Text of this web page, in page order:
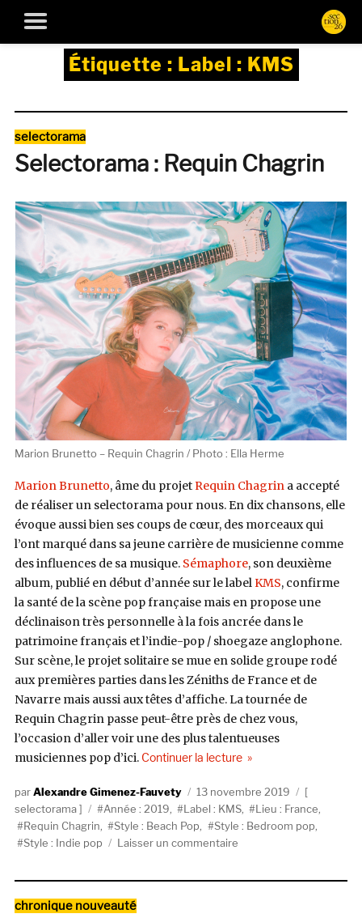
Étiquette : Label : KMS
Catégories
selectorama
Selectorama : Requin Chagrin
Marion Brunetto – Requin Chagrin / Photo : Ella Herme
Marion Brunetto, âme du projetRequin Chagrina accepté
de réaliser un selectorama pour nous. En dix chansons, elle
évoque aussi bien ses coups de cœur, des morceaux qui
l’ont marqué dans sa jeune carrière de musicienne comme
des influences de sa musique. Sémaphore, son deuxième
album, publié en début d’année sur le labelKMS, confirme
la santé de la scène pop française mais en propose une
déclinaison très personnelle à la fois ancrée dans le
patrimoine français et l’indie-pop / shoegaze anglophone.
Sur scène, le projet solitaire se mue en solide groupe rodé
aux premières parties dans les Zéniths de France et de
Navarre mais aussi aux têtes d’affiche. La tournée de
Requin Chagrin passe peut-être près de chez vous,
l’occasion d’aller voir une des plus talentueuses
musiciennes pop d’ici. Continuer la lecturede « Selectorama :
AuteurAlexandre Gimenez-Fauvety
Publié
le
13 novembre 2019
Catégories
selectorama
Étiquettes
Année : 2019 Label : KMS Lieu : France
Requin Chagrin
Style : Beach Pop Style : Bedroom pop
Style : Indie pop
Laisser un commentaire
Catégories
chronique nouveauté